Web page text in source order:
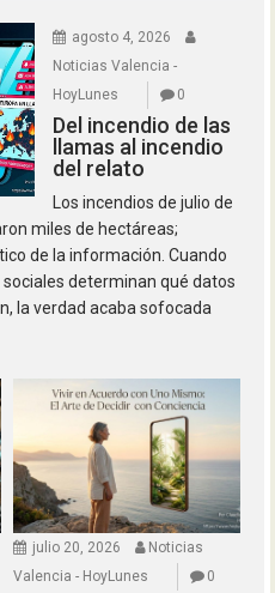
agosto 4, 2026
Noticias Valencia -
HoyLunes
0
Del incendio de las
llamas al incendio
del relato
Los incendios de julio de
miles de hectáreas;
de la información. Cuando
determinan qué datos
la verdad acaba sofocada
julio 20, 2026
Noticias
Valencia - HoyLunes
0